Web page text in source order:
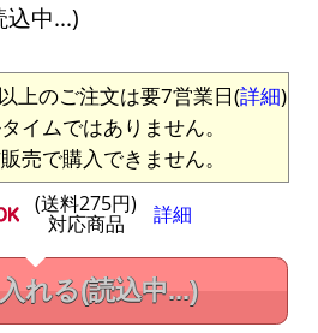
込中...)
上のご注文は要7営業日(詳細)
イムではありません。
売で購入できません。
(送料275円)
対応商品 詳細
れる(読込中...)